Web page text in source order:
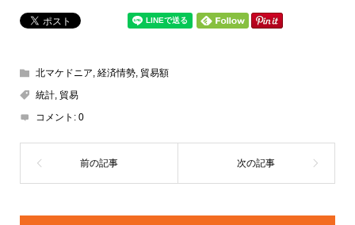
北マケドニア, 経済情勢, 貿易額
統計, 貿易
コメント: 0